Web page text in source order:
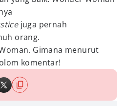
juga pernah
orang.
Gimana menurut
komentar!